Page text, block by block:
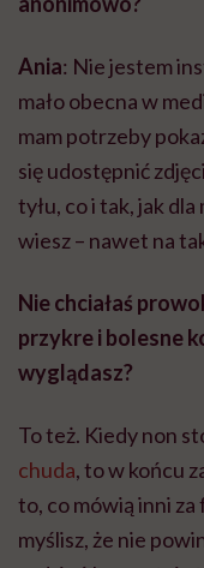
Ania: Nie jestem
mało obecna w
mam potrzeby
się udostępnić
tyłu, co i tak, jak
wiesz – nawet na
Nie chciałaś
przykre i bolesne
wyglądasz?
To też. Kiedy non
chuda, to w końcu
to, co mówią inni
myślisz, że nie